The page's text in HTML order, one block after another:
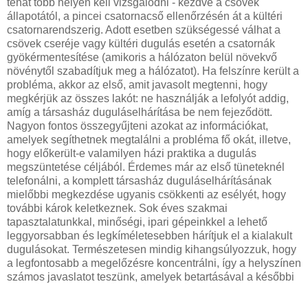
tehát több helyen kell vizsgálódni - kezdve a csövek
állapotától, a pincei csatornacső ellenőrzésén át a kültéri
csatornarendszerig. Adott esetben szükségessé válhat a
csövek cseréje vagy kültéri dugulás esetén a csatornák
gyökérmentesítése (amikoris a hálózaton belül növekvő
növénytől szabadítjuk meg a hálózatot). Ha felszínre került a
probléma, akkor az első, amit javasolt megtenni, hogy
megkérjük az összes lakót: ne használják a lefolyót addig,
amíg a társasház duguláselhárítása be nem fejeződött.
Nagyon fontos összegyűjteni azokat az információkat,
amelyek segíthetnek megtalálni a probléma fő okát, illetve,
hogy előkerült-e valamilyen házi praktika a dugulás
megszüntetése céljából. Érdemes már az első tüneteknél
telefonálni, a komplett társasház duguláselhárításának
mielőbbi megkezdése ugyanis csökkenti az esélyét, hogy
további károk keletkeznek. Sok éves szakmai
tapasztalatunkkal, minőségi, ipari gépeinkkel a lehető
leggyorsabban és legkíméletesebben hárítjuk el a kialakult
dugulásokat. Természetesen mindig kihangsúlyozzuk, hogy
a legfontosabb a megelőzésre koncentrálni, így a helyszínen
számos javaslatot teszünk, amelyek betartásával a későbbi